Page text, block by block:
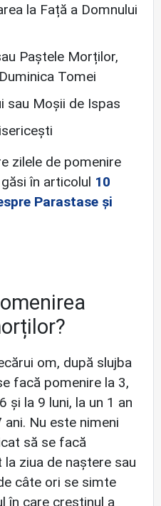
la Față a Domnului
Paștele Morților,
Tomei
sau Moșii de Ispas
zilele de pomenire
în articolul 10
Parastase și
om, după slujba
facă pomenire la 3,
şi la 9 luni, la un 1 an
ani. Nu este nimeni
să se facă
ziua de naştere sau
câte ori se simte
în care creştinul a